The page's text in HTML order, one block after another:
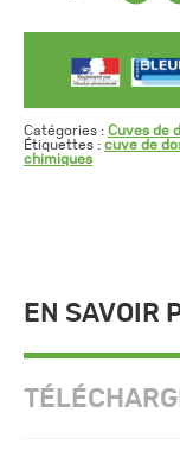
Catégories : Cuves de
Étiquettes : cuve de
chimiques
EN SAVOIR